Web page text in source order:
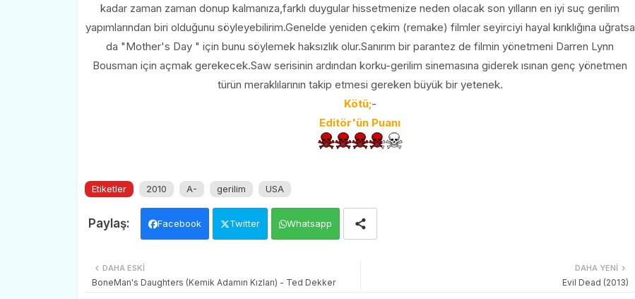
kadar zaman zaman donup kalmanıza,farklı duygular hissetmenize neden olacak son yılların en iyi suç gerilim
yapımlarından biri olduğunu söyleyebilirim.Genelde yeniden çekim (remake) filmler seyirciyi hayal kırıklığına uğratsa
da "Mother's Day " için bunu söylemek haksızlık olur.Sanırım bir parantez de filmin yönetmeni Darren Lynn
Bousman için açmak gerekecek.Saw serisinin ardından korku-gerilim sinemasına giderek ısınan genç yönetmen
türün meraklılarının takip etmesi gereken büyük bir yetenek.
Kötü;-
Editör'ün Puanı
Etiketler 2010 A- gerilim USA
Facebook Twitter Whatsapp
DAHA YENI
Evil Dead (2013)
DAHA ESKI
BoneMan's Daughters (Kemik Adamın Kızları) - Ted Dekker